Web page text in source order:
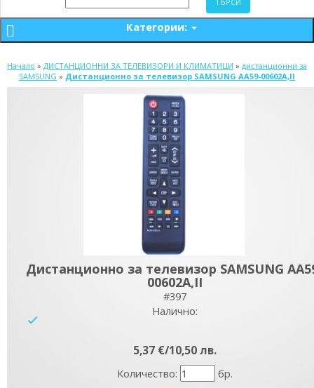
Категории:
Начало » ДИСТАНЦИОННИ ЗА ТЕЛЕВИЗОРИ И КЛИМАТИЦИ » дистанционни за
SAMSUNG » Дистанционно за телевизор SAMSUNG AA59-00602A,II
Дистанционно за телевизор SAMSUNG
00602A,II
#397
Налично:
5,37 €/10,50 лв.
Количество: бр.